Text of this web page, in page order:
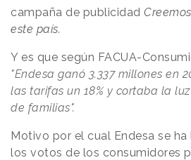
campaña de publicidad
este país.
Y es que según FACUA-
"Endesa ganó 3.337 millones en
las tarifas un 18% y cortaba la
de familias".
Motivo por el cual Endesa se
los votos de los consumidores